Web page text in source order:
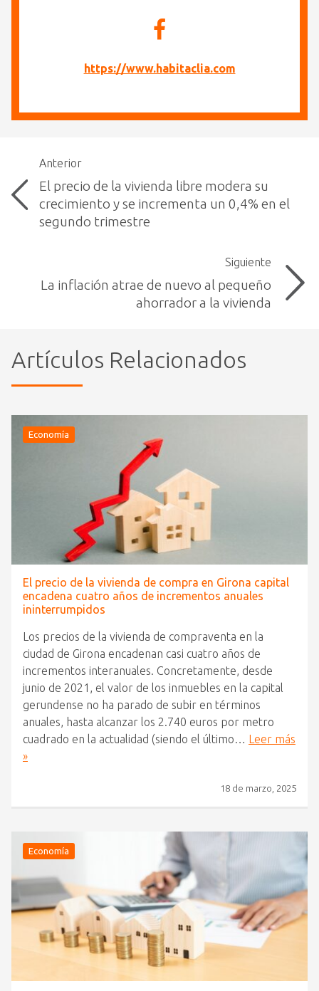
https://www.habitaclia.com
Anterior
El precio de la vivienda libre modera su
crecimiento y se incrementa un 0,4% en el
segundo trimestre
Siguiente
La inflación atrae de nuevo al pequeño
ahorrador a la vivienda
Artículos Relacionados
Economía
El precio de la vivienda de compra en Girona capital
encadena cuatro años de incrementos anuales
ininterrumpidos
Los precios de la vivienda de compraventa en la
ciudad de Girona encadenan casi cuatro años de
incrementos interanuales. Concretamente, desde
junio de 2021, el valor de los inmuebles en la capital
gerundense no ha parado de subir en términos
anuales, hasta alcanzar los 2.740 euros por metro
cuadrado en la actualidad (siendo el último… Leer más
»
18 de marzo, 2025
Economía